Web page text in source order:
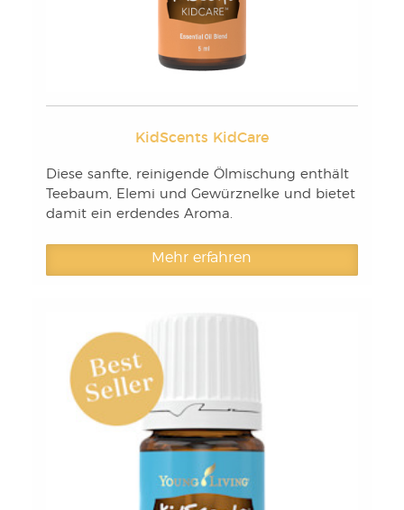
KidScents KidCare
Diese sanfte, reinigende Ölmischung enthält
Teebaum, Elemi und Gewürznelke und bietet
damit ein erdendes Aroma.
Mehr erfahren